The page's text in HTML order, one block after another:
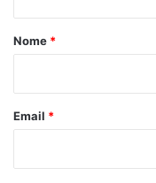
o
Nome *
Email *